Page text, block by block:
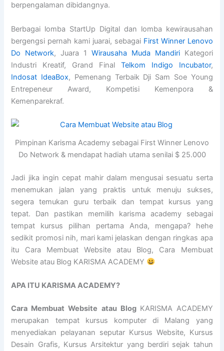
berpengalaman dibidangnya.
Berbagai lomba StartUp Digital dan lomba kewirausahan
bergengsi pernah kami juarai, sebagai First Winner Lenovo
Do Network, Juara 1 Wirausaha Muda MandiriKategori
Industri Kreatif, Grand Final Telkom Indigo Incubator,
Indosat IdeaBox, Pemenang Terbaik Dji Sam Soe Young
Entrepeneur Award, Kompetisi Kemenpora &
Kemenparekraf.
Pimpinan Karisma Academy sebagai First Winner Lenovo
Do Network & mendapat hadiah utama senilai $ 25.000
Jadi jika ingin cepat mahir dalam mengusai sesuatu serta
menemukan jalan yang praktis untuk menuju sukses,
segera temukan guru terbaik dan tempat kursus yang
tepat. Dan pastikan memilih karisma academy sebagai
tempat kursus pilihan pertama Anda, mengapa? hehe
sedikit promosi nih, mari kami jelaskan dengan ringkas apa
itu Cara Membuat Website atau Blog, Cara Membuat
Website atau Blog KARISMA ACADEMY
APA ITU KARISMA ACADEMY?
Cara Membuat Website atau Blog KARISMA ACADEMY
merupakan tempat kursus komputer di Malang yang
menyediakan pelayanan seputar Kursus Website, Kursus
Desain Grafis, Kursus Arsitektur yang berdiri sejak tahun